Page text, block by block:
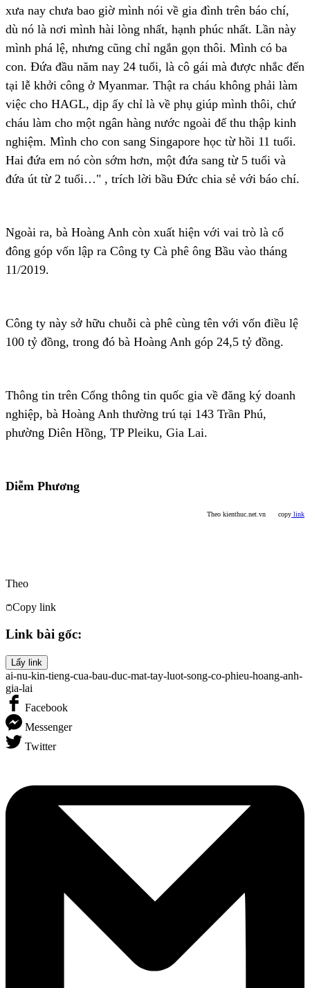
xưa nay chưa bao giờ mình nói về gia đình trên báo chí,
dù nó là nơi mình hài lòng nhất, hạnh phúc nhất. Lần này
mình phá lệ, nhưng cũng chỉ ngắn gọn thôi. Mình có ba
con. Đứa đầu năm nay 24 tuổi, là cô gái mà được nhắc đến
tại lễ khởi công ở Myanmar. Thật ra cháu không phải làm
việc cho HAGL, dịp ấy chỉ là về phụ giúp mình thôi, chứ
cháu làm cho một ngân hàng nước ngoài để thu thập kinh
nghiệm. Mình cho con sang Singapore học từ hồi 11 tuổi.
Hai đứa em nó còn sớm hơn, một đứa sang từ 5 tuổi và
đứa út từ 2 tuổi…" , trích lời bầu Đức chia sẻ với báo chí.
Ngoài ra, bà Hoàng Anh còn xuất hiện với vai trò là cổ
đông góp vốn lập ra Công ty Cà phê ông Bầu vào tháng
11/2019.
Công ty này sở hữu chuỗi cà phê cùng tên với vốn điều lệ
100 tỷ đồng, trong đó bà Hoàng Anh góp 24,5 tỷ đồng.
Thông tin trên Cổng thông tin quốc gia về đăng ký doanh
nghiệp, bà Hoàng Anh thường trú tại 143 Trần Phú,
phường Diên Hồng, TP Pleiku, Gia Lai.
Diễm Phương
Theo kienthuc.net.vn copy link
Theo
Copy link
Link bài gốc:
Lấy link
ai-nu-kin-tieng-cua-bau-duc-mat-tay-luot-song-co-phieu-hoang-anh-
gia-lai
Facebook
Messenger
Twitter